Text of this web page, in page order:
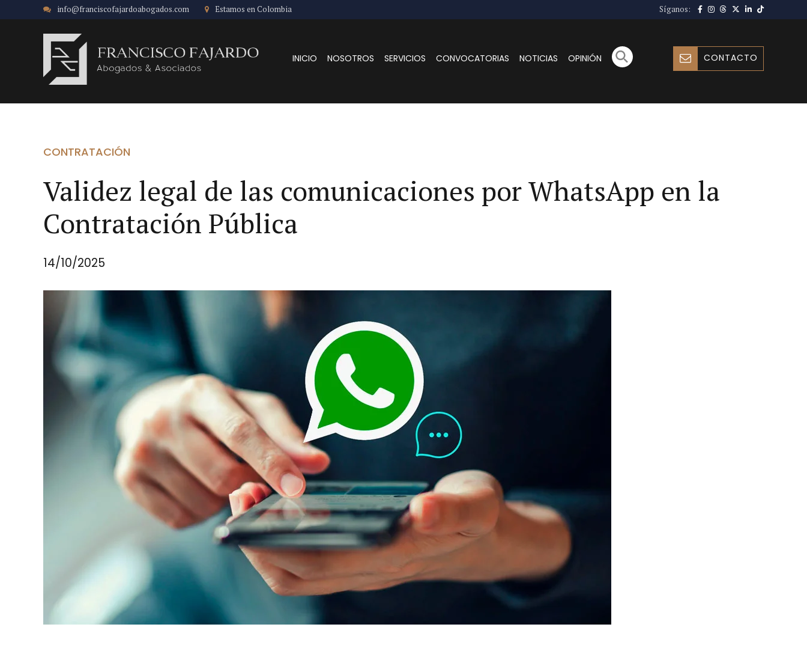
info@franciscofajardoabogados.com Estamos en Colombia Síganos:
CONTACTO
INICIO NOSOTROS SERVICIOS CONVOCATORIAS NOTICIAS OPINIÓN
CONTRATACIÓN
Validez legal de las comunicaciones por WhatsApp en la
Contratación Pública
14/10/2025